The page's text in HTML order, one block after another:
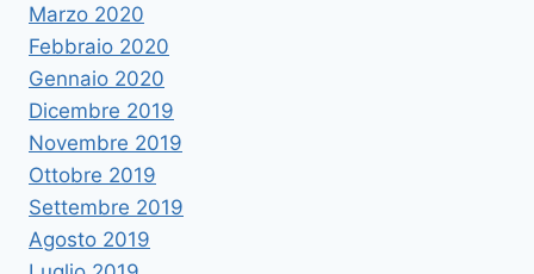
Marzo 2020
Febbraio 2020
Gennaio 2020
Dicembre 2019
Novembre 2019
Ottobre 2019
Settembre 2019
Agosto 2019